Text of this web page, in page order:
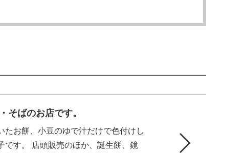
そばのお店です。
たお餅、小豆のゆで汁だけで色付けし
です。 店頭販売のほか、誕生餅、鏡